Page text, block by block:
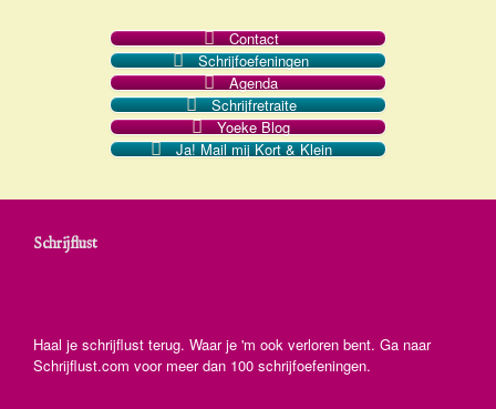
Contact
Schrijfoefeningen
Agenda
Schrijfretraite
Yoeke Blog
Ja! Mail mij Kort & Klein
Schrijflust
Haal je schrijflust terug. Waar je 'm ook verloren bent. Ga naar
Schrijflust.com voor meer dan 100 schrijfoefeningen.